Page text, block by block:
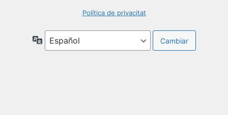
Política de privacitat
Idioma